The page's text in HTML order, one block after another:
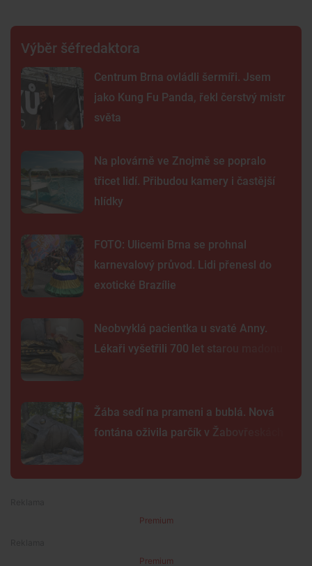
Výběr šéfredaktora
Centrum Brna ovládli šermíři. Jsem
jako Kung Fu Panda, řekl čerstvý mistr
světa
Na plovárně ve Znojmě se popralo
třicet lidí. Přibudou kamery i častější
hlídky
FOTO: Ulicemi Brna se prohnal
karnevalový průvod. Lidi přenesl do
exotické Brazílie
Neobvyklá pacientka u svaté Anny.
Lékaři vyšetřili 700 let starou madonu
Žába sedí na prameni a bublá. Nová
fontána oživila parčík v Žabovřeskách
Premium
Premium